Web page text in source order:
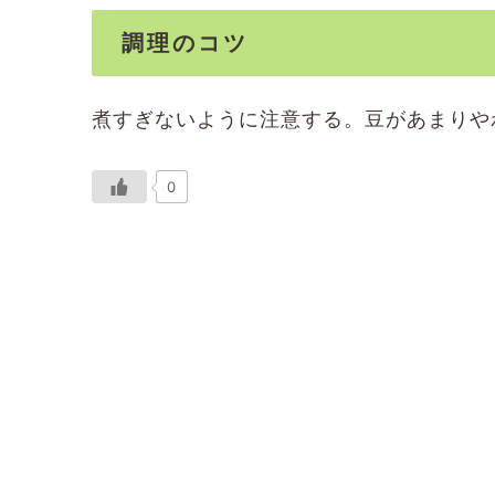
調理のコツ
煮すぎないように注意する。豆があまりや
0